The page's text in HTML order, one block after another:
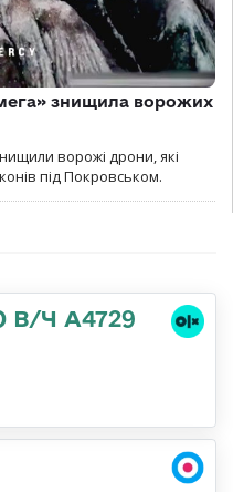
знищила ворожих
ворожі дрони, які
під Покровськом.
В/Ч А4729